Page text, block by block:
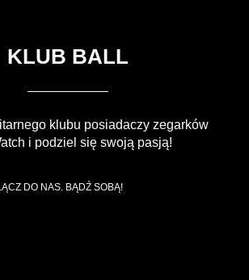
KLUB BALL
klubu posiadaczy zegarków
i podziel się swoją pasją!
DO NAS. BĄDŹ SOBĄ!